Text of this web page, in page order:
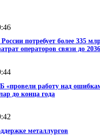
потребует более 335
операторов связи до
«провели работу над
до конца года
металлургов